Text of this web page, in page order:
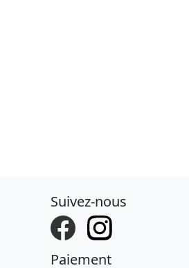
Suivez-nous
Paiement